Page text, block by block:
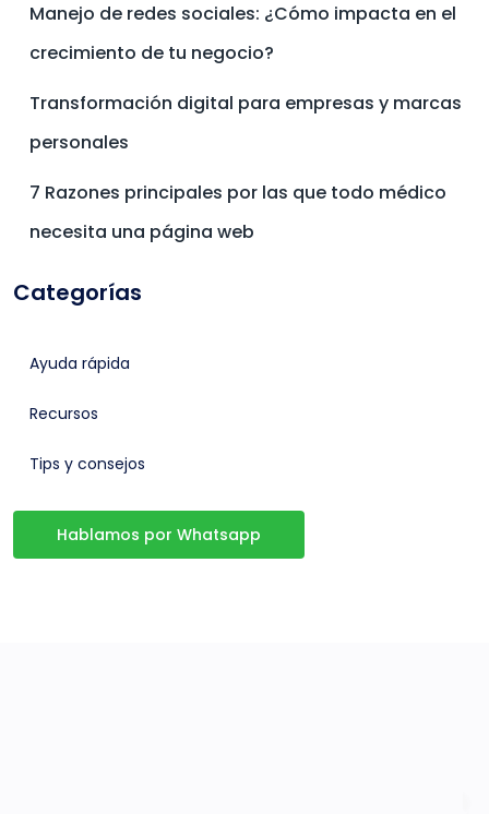
Manejo de redes sociales: ¿Cómo impacta en el
crecimiento de tu negocio?
Transformación digital para empresas y marcas
personales
7 Razones principales por las que todo médico
necesita una página web
Categorías
Ayuda rápida
Recursos
Tips y consejos
Hablamos por Whatsapp